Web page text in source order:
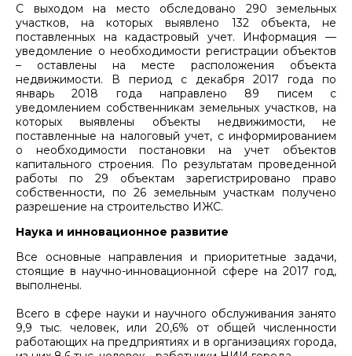
С выходом на место обследовано 290 земельных
участков, на которых выявлено 132 объекта, не
поставленных на кадастровый учет. Информация —
уведомление о необходимости регистрации объектов
– оставлены на месте расположения объекта
недвижимости. В период с декабря 2017 года по
январь 2018 года направлено 89 писем с
уведомлением собственникам земельных участков, на
которых выявлены объекты недвижимости, не
поставленные на налоговый учет, с информированием
о необходимости постановки на учет объектов
капитального строения. По результатам проведенной
работы по 29 объектам зарегистрировано право
собственности, по 26 земельным участкам получено
разрешение на строительство ИЖС.
Наука и инновационное развитие
Все основные направления и приоритетные задачи,
стоящие в научно-инновационной сфере на 2017 год,
выполнены.
Всего в сфере науки и научного обслуживания занято
9,9 тыс. человек, или 20,6% от общей численности
работающих на предприятиях и в организациях города,